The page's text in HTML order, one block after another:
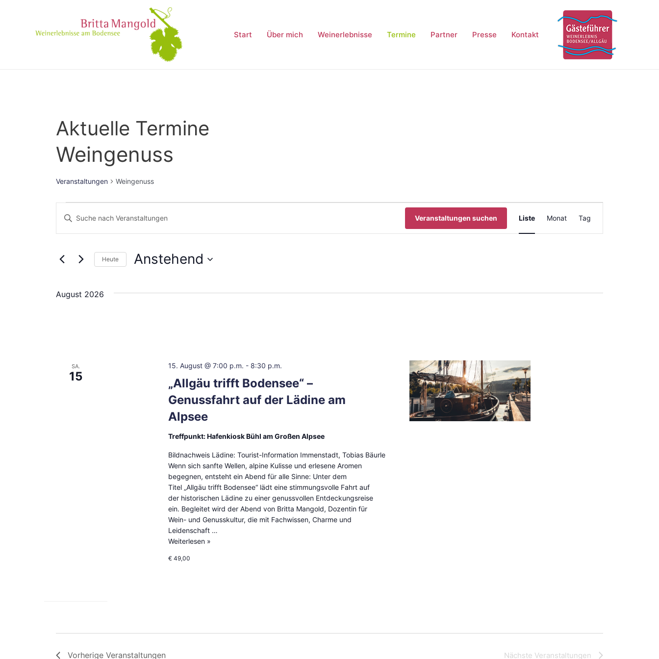
Start Über mich Weinerlebnisse Termine Partner Presse Kontakt
Aktuelle Termine
Weingenuss
Veranstaltungen Weingenuss
Veranstaltungen
Suche
Ansichten,
Navigation
Bitte
Suche
Schlüsselwort.
Veranstaltungen suchen Liste Monat Tag
Heute Anstehend
August 2026
SA.
15
„Allgäu trifft Bodensee“ –
Genussfahrt auf der Lädine am
Alpsee
15. August @ 7:00 p.m. - 8:30 p.m.
Treffpunkt: Hafenkiosk Bühl am Großen Alpsee
Bildnachweis Lädine: Tourist-Information Immenstadt, Tobias Bäurle
Wenn sich sanfte Wellen, alpine Kulisse und erlesene Aromen
begegnen, entsteht ein Abend für alle Sinne: Unter dem
Titel „Allgäu trifft Bodensee“ lädt eine stimmungsvolle Fahrt auf
der historischen Lädine zu einer genussvollen Entdeckungsreise
ein. Begleitet wird der Abend von Britta Mangold, Dozentin für
Wein- und Genusskultur, die mit Fachwissen, Charme und
Leidenschaft …
Weiterlesen »
€ 49,00
Vorherige Veranstaltungen Nächste Veranstaltungen